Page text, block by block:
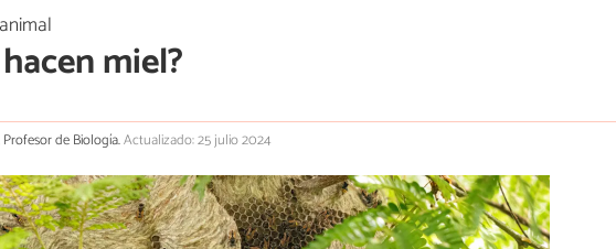
miel?
Profesor de Biología.Actualizado: 25 julio 2024